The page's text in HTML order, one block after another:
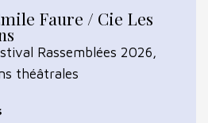
Faure / Cie Les
Rassemblées 2026,
théâtrales